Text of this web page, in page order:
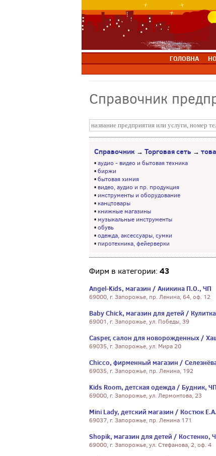
ГОЛОВНА
Справочник
Справочник → Торговая сеть →
•аудио - видео и бытовая техника
•биржи
•бытовая химия
• видео, аудио и пр. продукция
• инструменты и оборудование
• канцтовары
• книжные магазины
• музыкальные инструменты
•обувь
•одежда, аксессуары, сумки
• пиротехника, фейерверки
Фирм в категории: 43
Angel-Kids, магазин / Аникина П.О., ЧП
69000, г. Запорожье, пр. Ленина, 64, оф. 12
Baby Chiсk, магазин для детей /
69001, г. Запорожье, ул. Победы, 39
Casper, салон для новорожденных /
69035, г. Запорожье, ул. Мира 20
Chicco, фирменный магазин /
69035, г. Запорожье, пр. Ленина, 192
Kids Room, детская одежда / Будник, ЧП
69000, г. Запорожье, ул. Лермонтова, 23
Mini Lady, детский магазин / Костюк
69037, г. Запорожье, пр. Ленина 171
Shopik, магазин для детей / Костенко,
69000, г. Запорожье, ул. Стефанова, 2, оф. 4